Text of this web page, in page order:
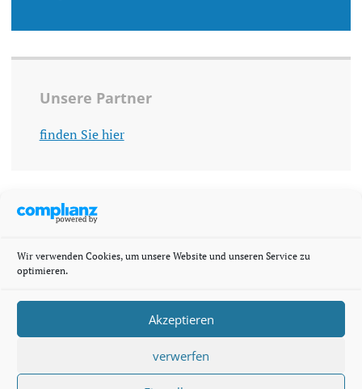
Wir verwenden Cookies, um unsere Website und unseren Service zu
optimieren.
Akzeptieren
verwerfen
Unsere Partner
finden Sie hier